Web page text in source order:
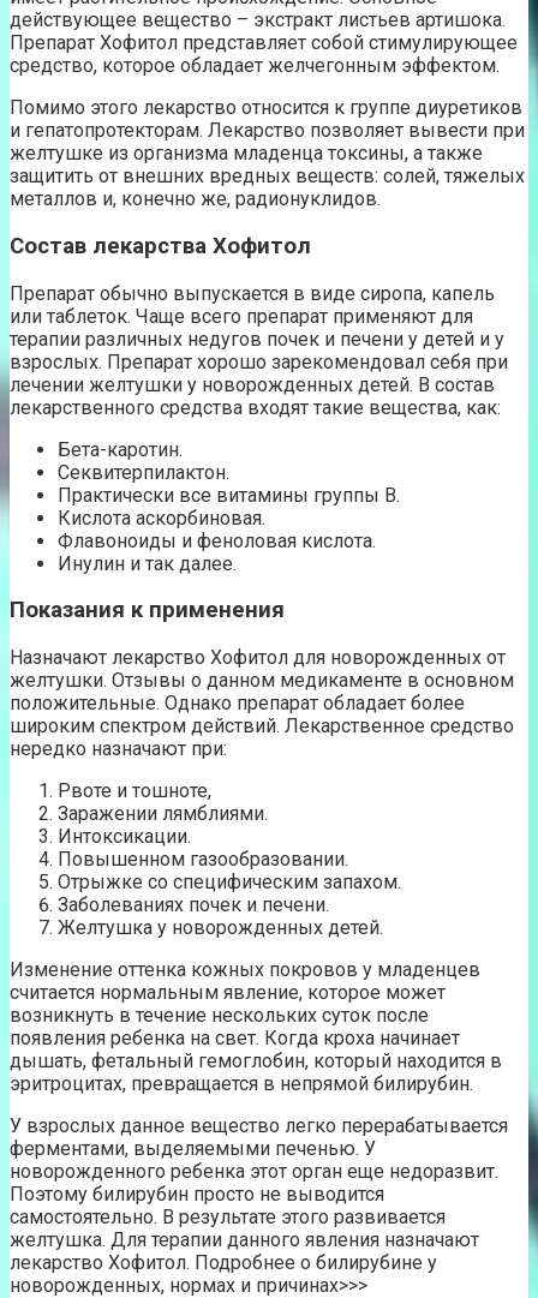
действующее вещество – экстракт листьев артишока.
Препарат Хофитол представляет собой стимулирующее
средство, которое обладает желчегонным эффектом.
Помимо этого лекарство относится к группе диуретиков
и гепатопротекторам. Лекарство позволяет вывести при
желтушке из организма младенца токсины, а также
защитить от внешних вредных веществ: солей, тяжелых
металлов и, конечно же, радионуклидов.
Состав лекарства Хофитол
Препарат обычно выпускается в виде сиропа, капель
или таблеток. Чаще всего препарат применяют для
терапии различных недугов почек и печени у детей и у
взрослых. Препарат хорошо зарекомендовал себя при
лечении желтушки у новорожденных детей. В состав
лекарственного средства входят такие вещества, как:
Бета-каротин.
Секвитерпилактон.
Практически все витамины группы В.
Кислота аскорбиновая.
Флавоноиды и феноловая кислота.
Инулин и так далее.
Показания к применения
Назначают лекарство Хофитол для новорожденных от
желтушки. Отзывы о данном медикаменте в основном
положительные. Однако препарат обладает более
широким спектром действий. Лекарственное средство
нередко назначают при:
Рвоте и тошноте,
Заражении лямблиями.
Интоксикации.
Повышенном газообразовании.
Отрыжке со специфическим запахом.
Заболеваниях почек и печени.
Желтушка у новорожденных детей.
Изменение оттенка кожных покровов у младенцев
считается нормальным явление, которое может
возникнуть в течение нескольких суток после
появления ребенка на свет. Когда кроха начинает
дышать, фетальный гемоглобин, который находится в
эритроцитах, превращается в непрямой билирубин.
У взрослых данное вещество легко перерабатывается
ферментами, выделяемыми печенью. У
новорожденного ребенка этот орган еще недоразвит.
Поэтому билирубин просто не выводится
самостоятельно. В результате этого развивается
желтушка. Для терапии данного явления назначают
лекарство Хофитол. Подробнее о билирубине у
новорожденных, нормах и причинах>>>